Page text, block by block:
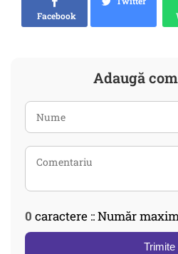
Facebook
Adaugă
0 caractere :: Număr
Trimite